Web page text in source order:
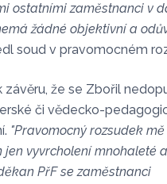
ostatními zaměstnanci v
žádné objektivní a
soud v pravomocném
závěru, že se Zbořil
či vědecko-
"Pravomocný rozsudek
jen vyvrcholení mnohaleté
PřF se zaměstnanci